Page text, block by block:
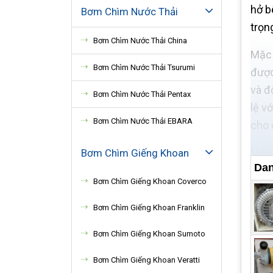
Bơm Chìm Nước Thải
Bơm Chìm Nước Thải China
Bơm Chìm Nước Thải Tsurumi
Bơm Chìm Nước Thải Pentax
Bơm Chìm Nước Thải EBARA
Bơm Chìm Giếng Khoan
Bơm Chìm Giếng Khoan Coverco
Bơm Chìm Giếng Khoan Franklin
Bơm Chìm Giếng Khoan Sumoto
Bơm Chìm Giếng Khoan Veratti
hở
và
lệ
với